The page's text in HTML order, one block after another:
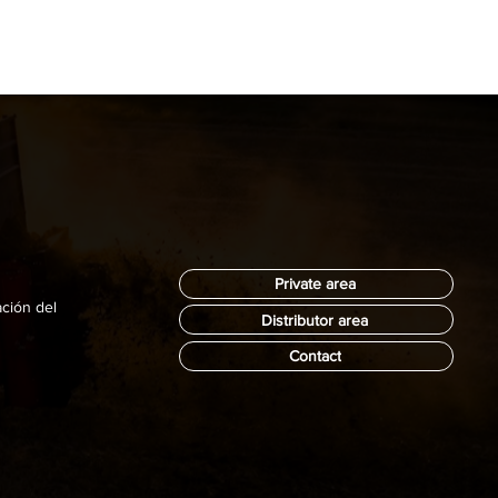
cargo del comprador) ni tasas de gestión por cambio de
del
Private area
Distributor area
Contact